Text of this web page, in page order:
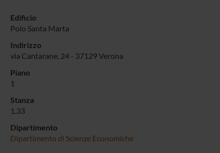
Edificio
Polo Santa Marta
Indirizzo
via Cantarane, 24 - 37129 Verona
Piano
1
Stanza
1.33
Dipartimento
Dipartimento di Scienze Economiche